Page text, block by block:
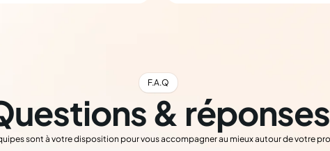
F.A.Q
& réponses
sont à votre disposition pour vous accompagner au mieux autour de votre